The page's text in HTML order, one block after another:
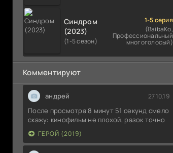
Синдром
(2023)
(1-5 сезон)
1-5 серия
(BaibaKo,
Профессиональный
многоголосый)
Комментируют
андрей 27.10.19
После просмотра 8 минут 51 секунд смело
скажу: кинофильм не плохой, разок точно
ГЕРОЙ (2019)